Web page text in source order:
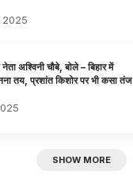
2025
अश्विनी चौबे, बोले – बिहार में
तय, प्रशांत किशोर पर भी कसा तंज
SHOW MORE